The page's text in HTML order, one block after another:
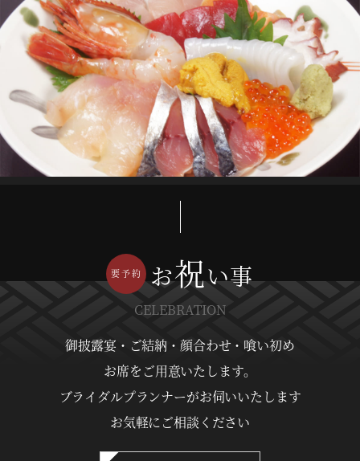
お祝い事
CELEBRATION
御披露宴・ご結納・顔合わせ・喰い初め
お席をご用意いたします。
ブライダルプランナーがお伺いいたします
お気軽にご相談ください